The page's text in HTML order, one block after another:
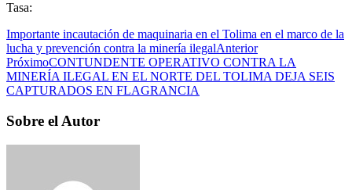
Tasa:
Importante incautación de maquinaria en el Tolima en el marco de la
lucha y prevención contra la minería ilegalAnterior
PróximoCONTUNDENTE OPERATIVO CONTRA LA
MINERÍA ILEGAL EN EL NORTE DEL TOLIMA DEJA SEIS
CAPTURADOS EN FLAGRANCIA
Sobre el Autor